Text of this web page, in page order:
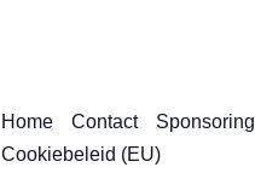
Home Contact Sponsoring
Cookiebeleid (EU)